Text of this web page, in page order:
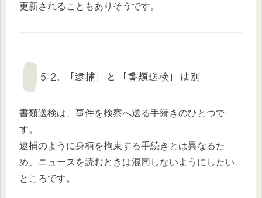
更新されることもありそうです。
5-2. 「逮捕」と「書類送検」は別
書類送検は、事件を検察へ送る手続きのひとつで
す。
逮捕のように身柄を拘束する手続きとは異なるた
め、ニュースを読むときは混同しないようにしたい
ところです。